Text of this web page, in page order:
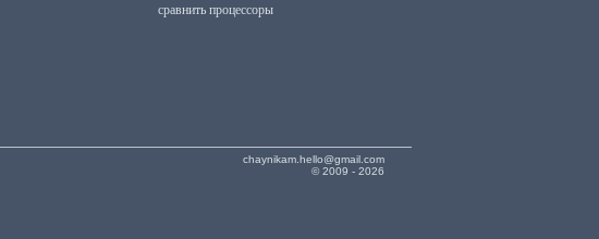
сравнить процессоры
chaynikam.hello@gmail.com
© 2009 - 2026